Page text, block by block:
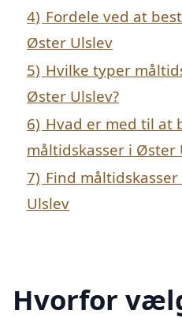
4) Fordele ved at
Øster Ulslev
5) Hvilke typer
Øster Ulslev?
6) Hvad er med til at
måltidskasser i Øster
7) Find
Ulslev
Hvorfor